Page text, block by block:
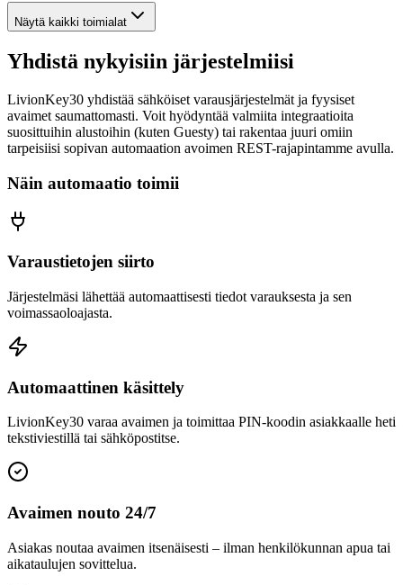
Näytä kaikki toimialat
Yhdistä nykyisiin järjestelmiisi
LivionKey30 yhdistää sähköiset varausjärjestelmät ja fyysiset
avaimet saumattomasti. Voit hyödyntää valmiita integraatioita
suosittuihin alustoihin (kuten Guesty) tai rakentaa juuri omiin
tarpeisiisi sopivan automaation avoimen REST-rajapintamme avulla.
Näin automaatio toimii
Varaustietojen siirto
Järjestelmäsi lähettää automaattisesti tiedot varauksesta ja sen
voimassaoloajasta.
Automaattinen käsittely
LivionKey30 varaa avaimen ja toimittaa PIN-koodin asiakkaalle heti
tekstiviestillä tai sähköpostitse.
Avaimen nouto 24/7
Asiakas noutaa avaimen itsenäisesti – ilman henkilökunnan apua tai
aikataulujen sovittelua.